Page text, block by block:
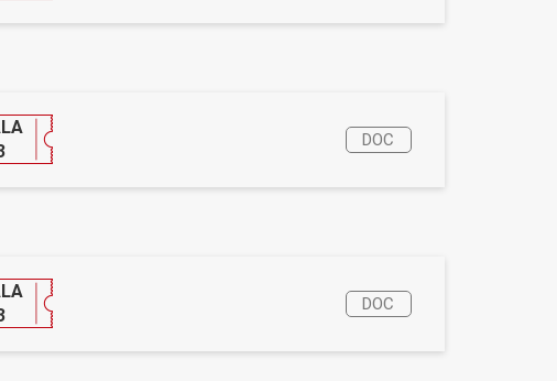
DOC
DOC